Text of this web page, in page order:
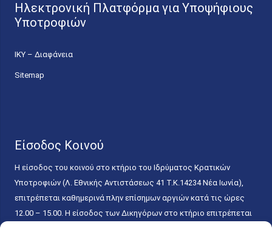
Ηλεκτρονική Πλατφόρμα για Υποψήφιους
Υποτροφιών
ΙΚΥ – Διαφάνεια
Sitemap
Είσοδος Κοινού
Η είσοδος του κοινού στο κτήριο του Ιδρύματος Κρατικών
Υποτροφιών (Λ. Εθνικής Αντιστάσεως 41 T.K.14234 Νέα Ιωνία),
επιτρέπεται καθημερινά πλην επίσημων αργιών κατά τις ώρες
12.00 – 15.00. Η είσοδος των Δικηγόρων στο κτήριο επιτρέπεται